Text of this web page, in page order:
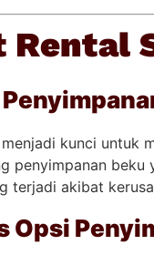
Rental
kunci untuk
penyimpanan
terjadi akibat
Opsi